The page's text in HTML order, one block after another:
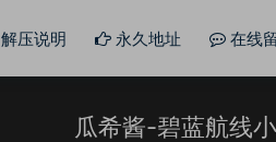
解压说明 永久地址 在线
瓜希酱-碧蓝航线